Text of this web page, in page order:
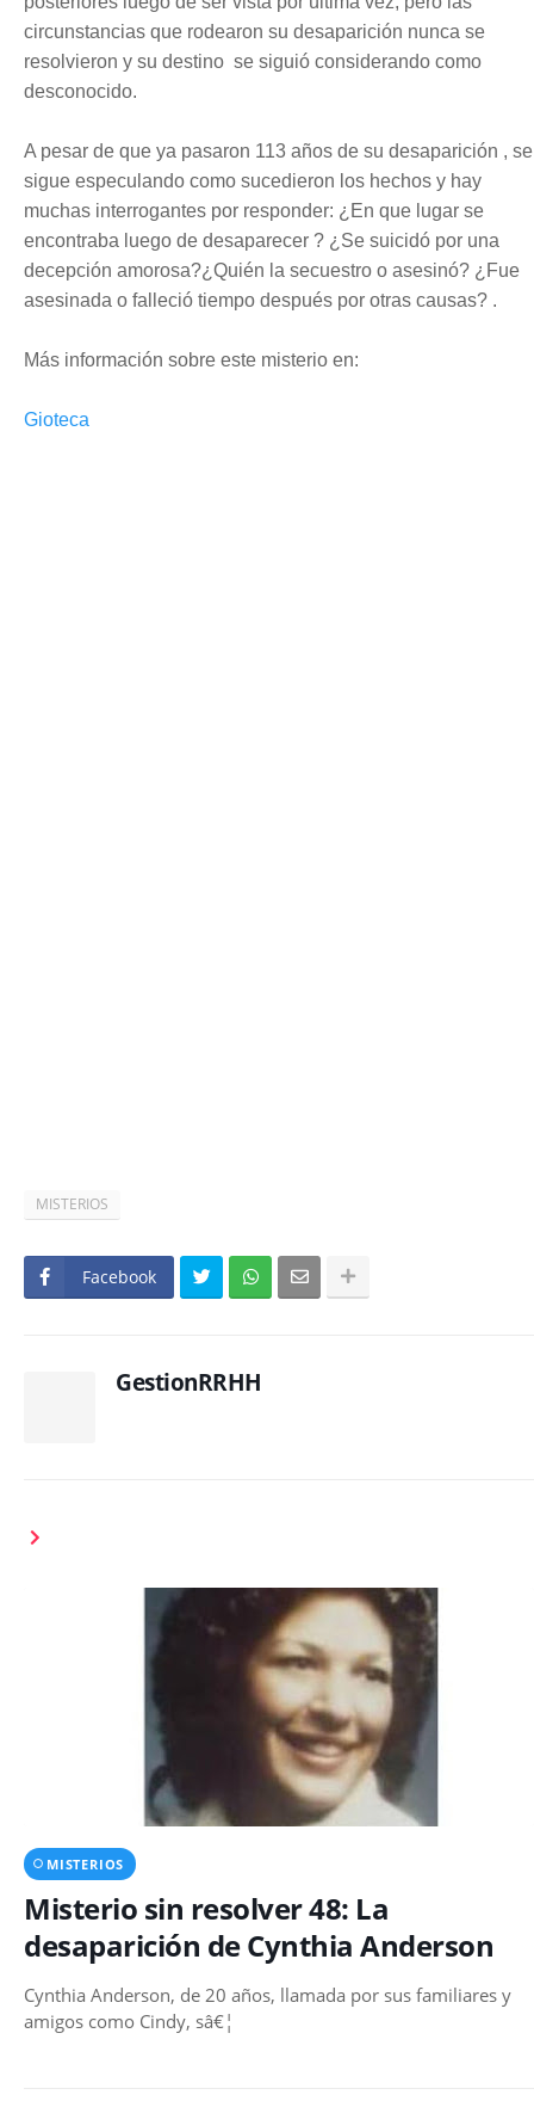
circunstancias que rodearon su desaparición nunca se
resolvieron y su destino se siguió considerando como
desconocido.
A pesar de que ya pasaron 113 años de su desaparición , se
sigue especulando como sucedieron los hechos y hay
muchas interrogantes por responder: ¿En que lugar se
encontraba luego de desaparecer ? ¿Se suicidó por una
decepción amorosa?¿Quién la secuestro o asesinó? ¿Fue
asesinada o falleció tiempo después por otras causas? .
Más información sobre este misterio en:
Gioteca
MISTERIOS
Facebook
GestionRRHH
MISTERIOS
Misterio sin resolver 48: La
desaparición de Cynthia Anderson
Cynthia Anderson, de 20 años, llamada por sus familiares y
amigos como Cindy, sâ€¦